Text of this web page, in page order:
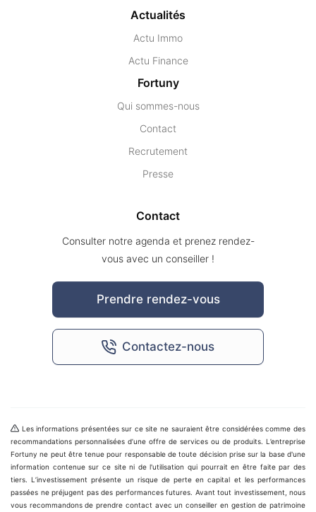
Actualités
Actu Immo
Actu Finance
Fortuny
Qui sommes-nous
Contact
Recrutement
Presse
Contact
Consulter notre agenda et prenez rendez-
vous avec un conseiller !
Prendre rendez-vous
Contactez-nous
Les informations présentées sur ce site ne sauraient être considérées comme des
recommandations personnalisées d’une offre de services ou de produits. L’entreprise
Fortuny ne peut être tenue pour responsable de toute décision prise sur la base d'une
information contenue sur ce site ni de l'utilisation qui pourrait en être faite par des
tiers. L’investissement présente un risque de perte en capital et les performances
passées ne préjugent pas des performances futures. Avant tout investissement, nous
vous recommandons de prendre contact avec un conseiller en gestion de patrimoine